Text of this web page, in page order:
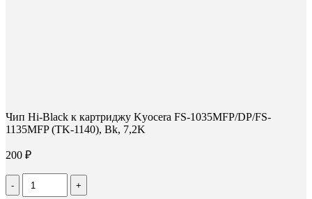
Чип Hi-Black к картриджу Kyocera FS-1035MFP/DP/FS-
1135MFP (TK-1140), Bk, 7,2K
200 ₽
Количество
Чип